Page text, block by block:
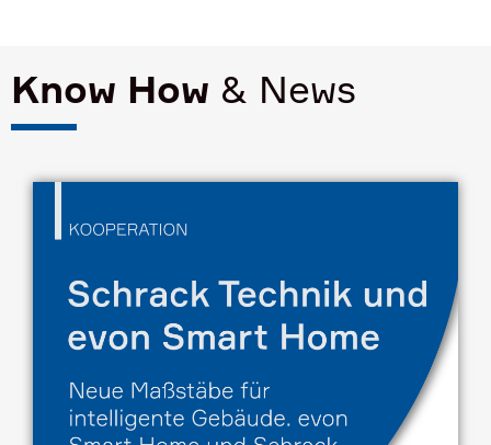
Know How & News